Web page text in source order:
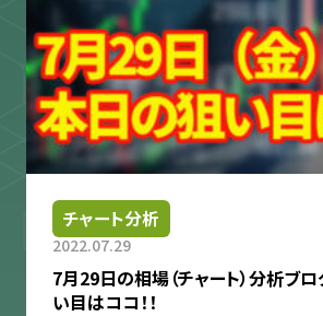
チャート分析
2022.07.29
7月29日の相場（チャート）分析ブ
い目はココ！！